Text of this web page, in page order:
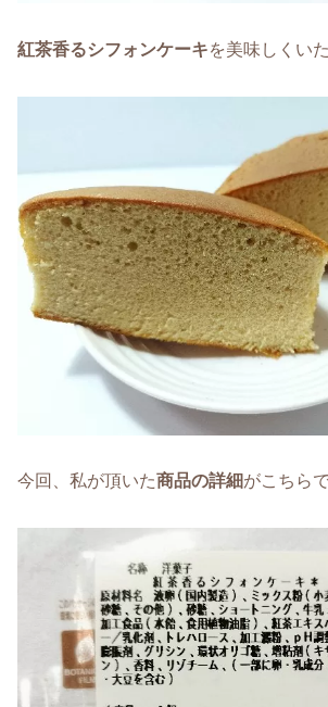
紅茶香るシフォンケーキを美味しくい
今回、私が頂いた商品の詳細がこちらで